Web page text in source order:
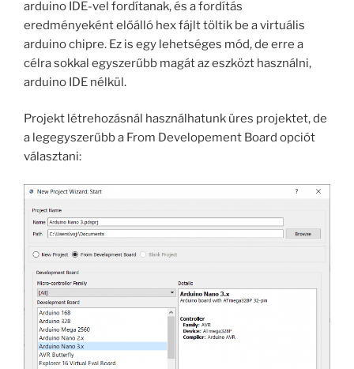
arduino IDE-vel fordítanak, és a fordítás
eredményeként előálló hex fájlt töltik be a virtuális
arduino chipre. Ez is egy lehetséges mód, de erre a
célra sokkal egyszerűbb magát az eszközt használni,
arduino IDE nélkül.
Projekt létrehozásnál használhatunk üres projektet, de
a legegyszerűbb a From Developement Board opciót
választani: